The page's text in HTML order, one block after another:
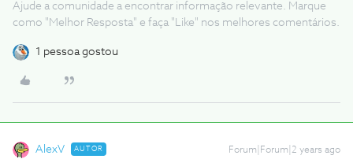
Ajude a comunidade a encontrar informação relevante. Marque
como "Melhor Resposta" e faça "Like" nos melhores comentários.
1 pessoa gostou
AlexV AUTOR Forum|Forum|2 years ago